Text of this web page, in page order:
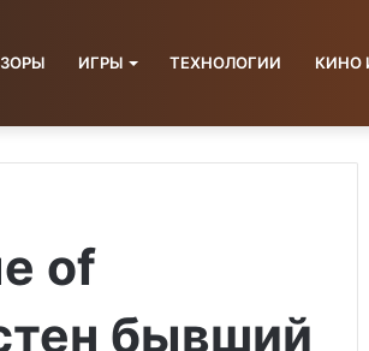
ИГРЫ ТЕХНОЛОГИИ КИНО
of
бывший